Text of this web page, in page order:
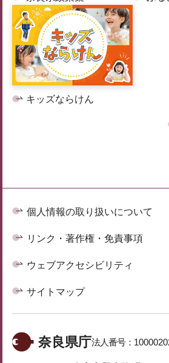
キッズならけん
個人情報の取り扱いについて
リンク・著作権・免責事項
ウェブアクセシビリティ
サイトマップ
奈良県庁法人番号：